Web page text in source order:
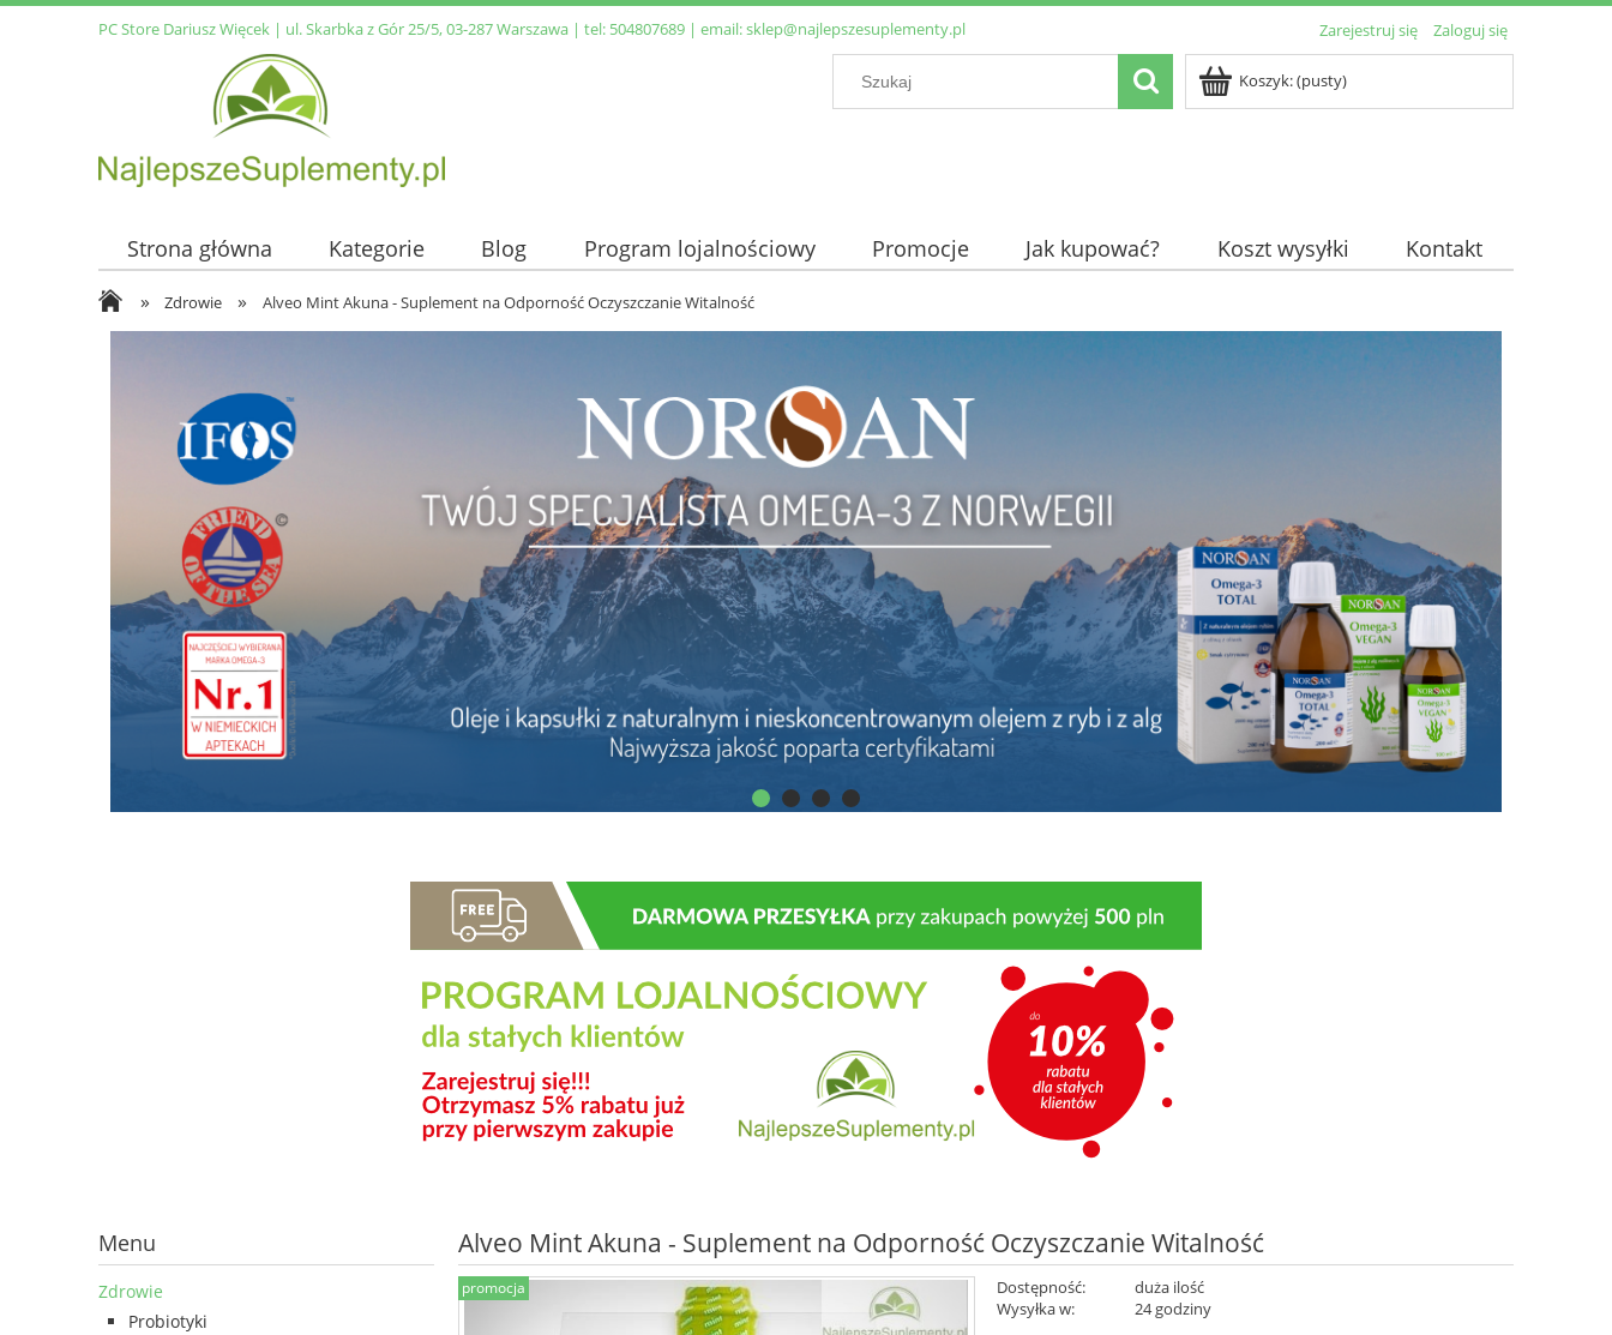
PC Store Dariusz Więcek | ul. Skarbka z Gór 25/5, 03-287 Warszawa | tel: 504807689 | email:sklep@najlepszesuplementy.pl Zarejestruj się Zaloguj się
Koszyk:(pusty)
Strona główna Kategorie Blog Program lojalnościowy Promocje Jak kupować? Koszt wysyłki Kontakt
» Zdrowie » Alveo Mint Akuna - Suplement na Odporność Oczyszczanie Witalność
Menu
Zdrowie
Probiotyki
Alveo Mint Akuna - Suplement na Odporność Oczyszczanie Witalność
promocja Dostępność:
duża ilość
Wysyłka w:
24 godziny